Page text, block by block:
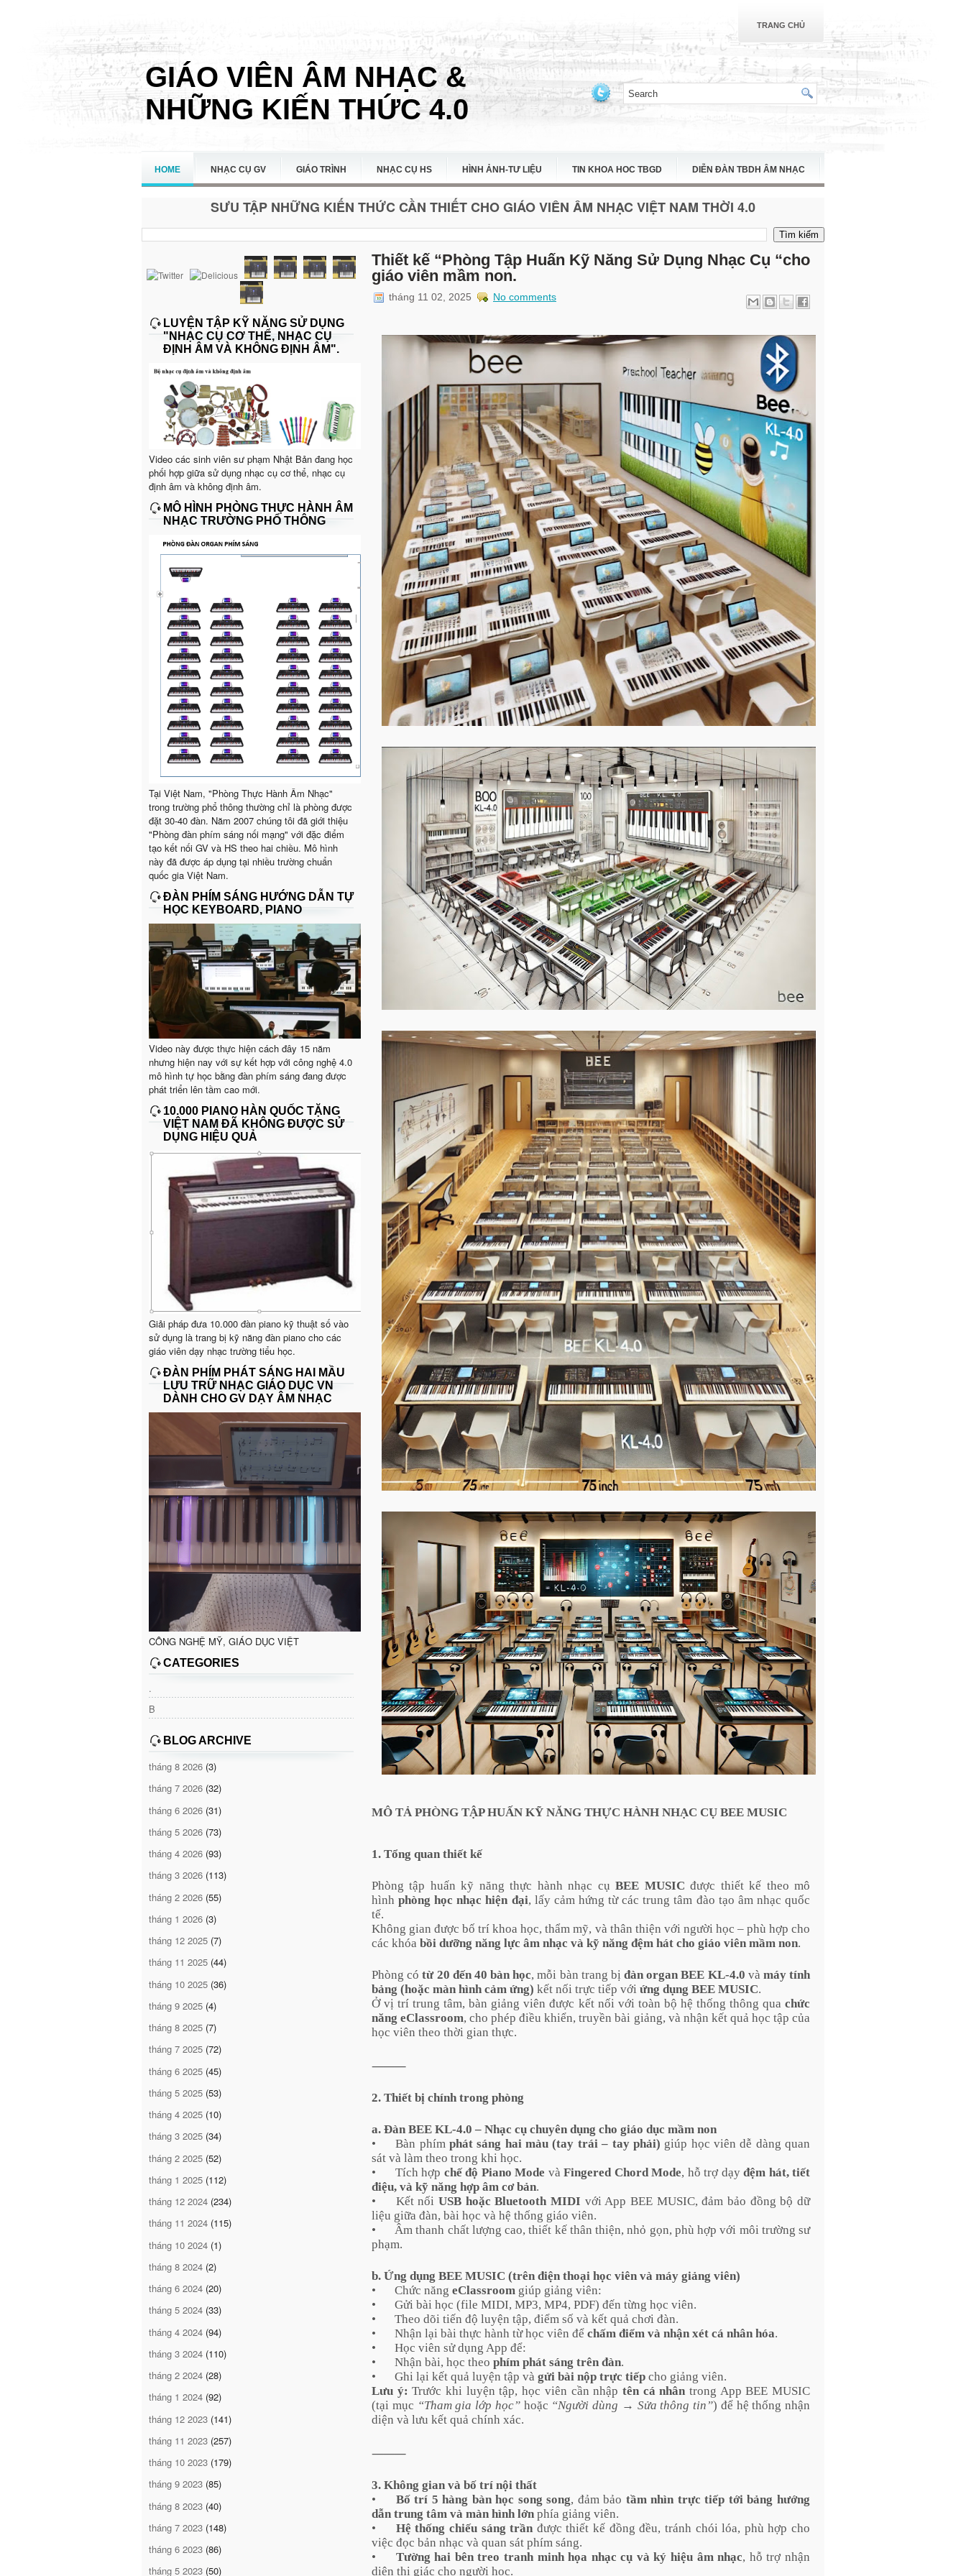
TRANG CHỦ
GIÁO VIÊN ÂM NHẠC &
NHỮNG KIẾN THỨC 4.0
HOME NHẠC CỤ GV GIÁO TRÌNH NHẠC CỤ HS HÌNH ẢNH-TƯ LIỆU TIN KHOA HOC TBGD DIỄN ĐÀN TBDH ÂM NHẠC
SƯU TẬP NHỮNG KIẾN THỨC CẦN THIẾT CHO GIÁO VIÊN ÂM NHẠC VIỆT NAM THỜI 4.0
LUYỆN TẬP KỸ NĂNG SỬ DỤNG
"NHẠC CỤ CƠ THỂ, NHẠC CỤ
ĐỊNH ÂM VÀ KHÔNG ĐỊNH ÂM".
Video các sinh viên sư phạm Nhật Bản đang học
phối hợp giữa sử dụng nhạc cụ cơ thể, nhạc cụ
định âm và không định âm.
MÔ HÌNH PHÒNG THỰC HÀNH ÂM
NHẠC TRƯỜNG PHỔ THÔNG
Tại Việt Nam, "Phòng Thực Hành Âm Nhạc"
trong trường phổ thông thường chỉ là phòng được
đặt 30-40 đàn. Năm 2007 chúng tôi đã giới thiệu
"Phòng đàn phím sáng nối mạng" với đặc điểm
tạo kết nối GV và HS theo hai chiều. Mô hình
này đã được áp dụng tại nhiều trường chuẩn
quốc gia Việt Nam.
ĐÀN PHÍM SÁNG HƯỚNG DẪN TỰ
HỌC KEYBOARD, PIANO
Video này được thực hiện cách đây 15 năm
nhưng hiện nay với sự kết hợp với công nghệ 4.0
mô hình tự học bằng đàn phím sáng đang được
phát triển lên tầm cao mới.
10.000 PIANO HÀN QUỐC TẶNG
VIỆT NAM ĐÃ KHÔNG ĐƯỢC SỬ
DỤNG HIỆU QUẢ
Giải pháp đưa 10.000 đàn piano kỹ thuật số vào
sử dụng là trang bị kỹ năng đàn piano cho các
giáo viên dạy nhạc trường tiểu học.
ĐÀN PHÍM PHÁT SÁNG HAI MẦU
LƯU TRỮ NHẠC GIÁO DỤC VN
DÀNH CHO GV DẠY ÂM NHẠC
CÔNG NGHỆ MỸ, GIÁO DỤC VIỆT
CATEGORIES
.
B
BLOG ARCHIVE
tháng 8 2026 (3)
tháng 7 2026 (32)
tháng 6 2026 (31)
tháng 5 2026 (73)
tháng 4 2026 (93)
tháng 3 2026 (113)
tháng 2 2026 (55)
tháng 1 2026 (3)
tháng 12 2025 (7)
tháng 11 2025 (44)
tháng 10 2025 (36)
tháng 9 2025 (4)
tháng 8 2025 (7)
tháng 7 2025 (72)
tháng 6 2025 (45)
tháng 5 2025 (53)
tháng 4 2025 (10)
tháng 3 2025 (34)
tháng 2 2025 (52)
tháng 1 2025 (112)
tháng 12 2024 (234)
tháng 11 2024 (115)
tháng 10 2024 (1)
tháng 8 2024 (2)
tháng 6 2024 (20)
tháng 5 2024 (33)
tháng 4 2024 (94)
tháng 3 2024 (110)
tháng 2 2024 (28)
tháng 1 2024 (92)
tháng 12 2023 (141)
tháng 11 2023 (257)
tháng 10 2023 (179)
tháng 9 2023 (85)
tháng 8 2023 (40)
tháng 7 2023 (148)
tháng 6 2023 (86)
tháng 5 2023 (50)
Thiết kế “Phòng Tập Huấn Kỹ Năng Sử Dụng Nhạc Cụ “cho
giáo viên mầm non.
tháng 11 02, 2025 No comments
MÔ TẢ PHÒNG TẬP HUẤN KỸ NĂNG THỰC HÀNH NHẠC CỤ BEE MUSIC
1. Tổng quan thiết kế
Phòng tập huấn kỹ năng thực hành nhạc cụBEE MUSIC được thiết kế theo mô
hìnhphòng học nhạc hiện đại, lấy cảm hứng từ các trung tâm đào tạo âm nhạc quốc
tế.
Không gian được bố trí khoa học, thẩm mỹ, và thân thiện với người học – phù hợp cho
các khóa bồi dưỡng năng lực âm nhạc và kỹ năng đệm hát cho giáo viên mầm non.
Phòng cótừ 20 đến 40 bàn học, mỗi bàn trang bịđàn organ BEE KL-4.0 và máy tính
bảng (hoặc màn hình cảm ứng) kết nối trực tiếp với ứng dụng BEE MUSIC.
Ở vị trí trung tâm, bàn giảng viên được kết nối với toàn bộ hệ thống thông qua chức
năng eClassroom, cho phép điều khiển, truyền bài giảng, và nhận kết quả học tập của
học viên theo thời gian thực.
⸻
2. Thiết bị chính trong phòng
a. Đàn BEE KL-4.0 – Nhạc cụ chuyên dụng cho giáo dục mầm non
•
Bàn phímphát sáng hai màu (tay trái – tay phải) giúp học viên dễ dàng quan
sát và làm theo trong khi học.
•
Tích hợp chế độ Piano Mode và Fingered Chord Mode, hỗ trợ dạy đệm hát, tiết
điệu, và kỹ năng hợp âm cơ bản.
•
Kết nốiUSB hoặc Bluetooth MIDI với App BEE MUSIC, đảm bảo đồng bộ dữ
liệu giữa đàn, bài học và hệ thống giáo viên.
•
Âm thanh chất lượng cao, thiết kế thân thiện, nhỏ gọn, phù hợp với môi trường sư
phạm.
b. Ứng dụng BEE MUSIC (trên điện thoại học viên và máy giảng viên)
•
Chức năng eClassroom giúp giảng viên:
•
Gửi bài học (file MIDI, MP3, MP4, PDF) đến từng học viên.
•
Theo dõi tiến độ luyện tập, điểm số và kết quả chơi đàn.
•
Nhận lại bài thực hành từ học viên để chấm điểm và nhận xét cá nhân hóa.
•
Học viên sử dụng App để:
•
Nhận bài, học theo phím phát sáng trên đàn.
•
Ghi lại kết quả luyện tập và gửi bài nộp trực tiếp cho giảng viên.
Lưu ý: Trước khi luyện tập, học viên cần nhập tên cá nhân trong App BEE MUSIC
(tại mục “Tham gia lớp học”hoặc “Người dùng → Sửa thông tin”) để hệ thống nhận
diện và lưu kết quả chính xác.
⸻
3. Không gian và bố trí nội thất
•
Bố trí 5 hàng bàn học song song, đảm bảo tầm nhìn trực tiếp tới bảng hướng
dẫn trung tâm và màn hình lớn phía giảng viên.
•
Hệ thống chiếu sáng trần được thiết kế đồng đều, tránh chói lóa, phù hợp cho
việc đọc bản nhạc và quan sát phím sáng.
•
Tường hai bên treo tranh minh họa nhạc cụ và ký hiệu âm nhạc, hỗ trợ nhận
diện thị giác cho người học.